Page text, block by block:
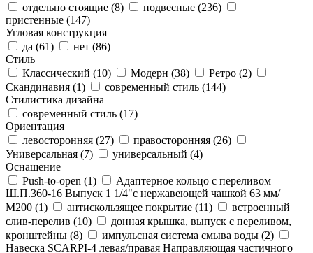
отдельно стоящие (8) подвесные (236)
пристенные (147)
Угловая конструкция
да (61) нет (86)
Стиль
Классический (10) Модерн (38) Ретро (2)
Скандинавия (1) современный стиль (144)
Стилистика дизайна
современный стиль (17)
Ориентация
левосторонняя (27) правосторонняя (26)
Универсальная (7) универсальный (4)
Оснащение
Push-to-open (1)
Адаптерное кольцо с переливом
Ш.П.360-16 Выпуск 1 1/4"с нержавеющей чашкой 63 мм/
М200 (1) антискользящее покрытие (11)
встроенный
слив-перелив (10)
донная крышка, выпуск с переливом,
кронштейны (8) импульсная система смыва воды (2)
Навеска SCARPI-4 левая/правая Направляющая частичного